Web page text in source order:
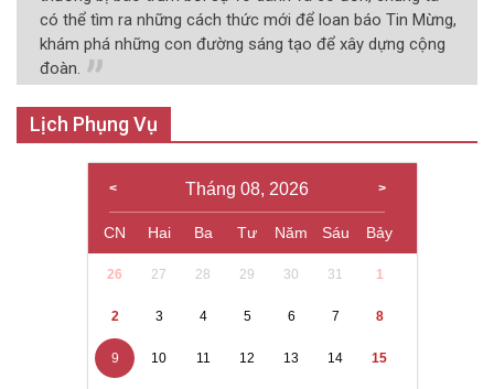
có thể tìm ra những cách thức mới để loan báo Tin Mừng,
khám phá những con đường sáng tạo để xây dựng cộng
đoàn.
Lịch Phụng Vụ
Tháng 08, 2026
CN Hai Ba Tư Năm Sáu Bảy
26 27 28 29 30 31 1
2 3 4 5 6 7 8
9 10 11 12 13 14 15